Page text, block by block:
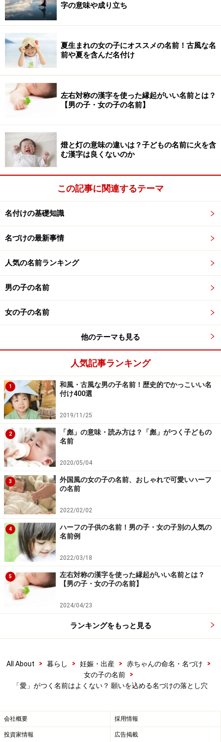
わかりやすい例では、人が信用できない戦国時代には、
信玄、信長、謙信など、「信」の字が流行しました。ま
た昭和の食糧難の時代には、茂、実、稔、豊など、収穫
を表わす字が大人気でした。
虐待のケースに限って見れば、虐待をする親自身も温か
みのない空気、環境の中で育っているケースが多いとい
われます。愛という言葉だけ知っていても、それを実感
したことがない人は、子の名づけの時に愛の字をむしょ
うに使いたくなり、それによって心の空洞が満たされた
気分になり、ひと安心するのです。しかし環境で覚えた
ことはクセとして身についていて、自分も子の虐待をし
てしまうのです。
名前というのは、心理的に見ないと解けません。そして
流行の名前には、その時代、その社会全体に欠乏してい
んそれはあくまでマクロの見方であり、個人のことはい
えません。愛がつく名前の人に「さびしい家庭だったん
だね」などと言うと間違えますからご注意を。
【関連記事】
願いをこめる名づけの落とし穴
結で「ゆう」の読み方は間違い？名前にはよくな
い？名付けの注意点
「心」の読み方……名づけQ&A
縁起がいい・悪い名前って？縁起よい漢字と運勢の
関係
親の名前の一部を子供につけると、親を超えられな
い？
※記事内容は執筆時点のものです。最新の内容をご確認くださ
い。
※妊娠中の症状には個人差があります。記事内容は執筆者個人の
見解によるものであり、全ての方への有効性を保証するものでは
ありません。体の不調を感じた場合は、適切な医療機関での受診
をおすすめいたします。当サイトで提供する情報に基づいて被っ
たいかなる損害についても、当社、各ガイド、その他当社と契約
した情報提供者は一切の責任を負いかねます。
字の意味や成り立ち
夏生まれの女の子にオススメの名前！古風な名
前や夏を含んだ名付け
左右対称の漢字を使った縁起がいい名前とは？
【男の子・女の子の名前】
燈と灯の意味の違いは？子どもの名前に火を含
む漢字は良くないのか
この記事に関連するテーマ
名付けの基礎知識
名づけの最新事情
人気の名前ランキング
男の子の名前
女の子の名前
他のテーマも見る
人気記事ランキング
1
和風・古風な男の子名前！歴史的でかっこいい名
付け400選
2019/11/25
2
「彪」の意味・読み方は？「彪」がつく子どもの
名前
2020/05/04
3
外国風の女の子の名前、おしゃれで可愛いハーフ
の名前
2022/02/02
4
ハーフの子供の名前！男の子・女の子別の人気の
名前例
2022/03/18
5
左右対称の漢字を使った縁起がいい名前とは？
【男の子・女の子の名前】
2024/04/23
ランキングをもっと見る
All About > 暮らし > 妊娠・出産 > 赤ちゃんの命名・名づけ
>
女の子の名前
>
「愛」がつく名前はよくない？ 願いを込める名づけの落とし穴
会社概要 採用情報
投資家情報 広告掲載